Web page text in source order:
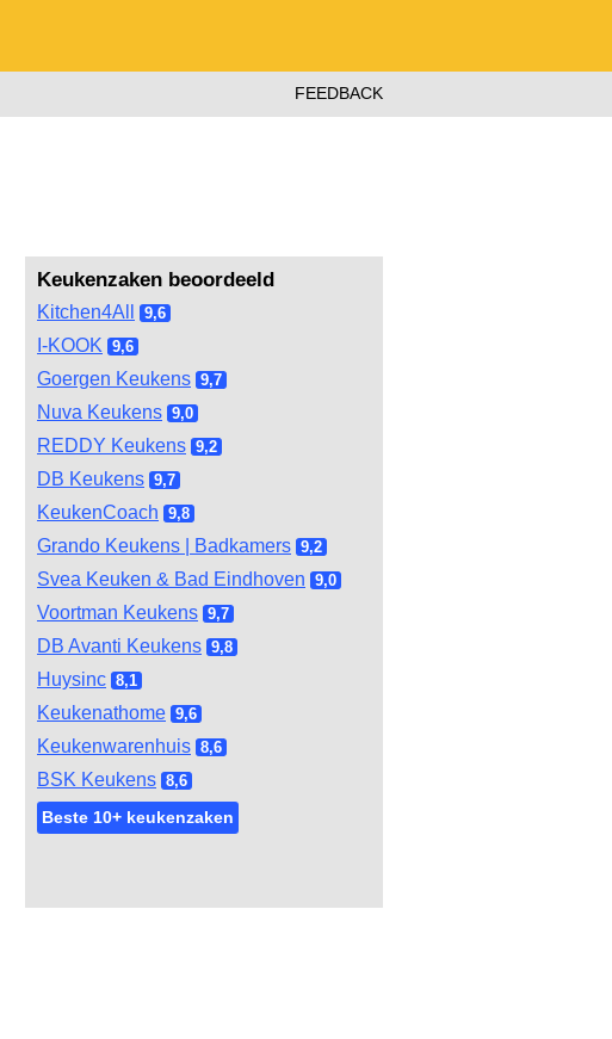
FEEDBACK
Keukenzaken beoordeeld
Kitchen4All 9,6
I-KOOK 9,6
Goergen Keukens 9,7
Nuva Keukens 9,0
REDDY Keukens 9,2
DB Keukens 9,7
KeukenCoach 9,8
Grando Keukens | Badkamers 9,2
Svea Keuken & Bad Eindhoven 9,0
Voortman Keukens 9,7
DB Avanti Keukens 9,8
Huysinc 8,1
Keukenathome 9,6
Keukenwarenhuis 8,6
BSK Keukens 8,6
Beste 10+ keukenzaken